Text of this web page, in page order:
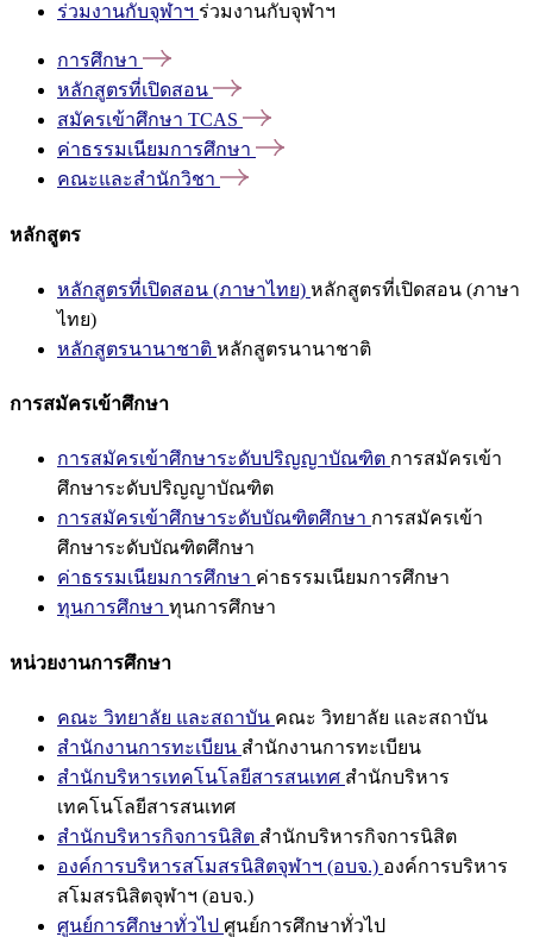
ร่วมงานกับจุฬาฯ ร่วมงานกับจุฬาฯ
การศึกษา
หลักสูตรที่เปิดสอน
สมัครเข้าศึกษา TCAS
ค่าธรรมเนียมการศึกษา
คณะและสำนักวิชา
หลักสูตร
หลักสูตรที่เปิดสอน (ภาษาไทย) หลักสูตรที่เปิดสอน (ภาษา
ไทย)
หลักสูตรนานาชาติ หลักสูตรนานาชาติ
การสมัครเข้าศึกษา
การสมัครเข้าศึกษาระดับปริญญาบัณฑิต การสมัครเข้า
ศึกษาระดับปริญญาบัณฑิต
การสมัครเข้าศึกษาระดับบัณฑิตศึกษา การสมัครเข้า
ศึกษาระดับบัณฑิตศึกษา
ค่าธรรมเนียมการศึกษา ค่าธรรมเนียมการศึกษา
ทุนการศึกษา ทุนการศึกษา
หน่วยงานการศึกษา
คณะ วิทยาลัย และสถาบัน คณะ วิทยาลัย และสถาบัน
สำนักงานการทะเบียน สำนักงานการทะเบียน
สำนักบริหารเทคโนโลยีสารสนเทศ สำนักบริหาร
เทคโนโลยีสารสนเทศ
สำนักบริหารกิจการนิสิต สำนักบริหารกิจการนิสิต
องค์การบริหารสโมสรนิสิตจุฬาฯ (อบจ.) องค์การบริหาร
สโมสรนิสิตจุฬาฯ (อบจ.)
ศูนย์การศึกษาทั่วไป ศูนย์การศึกษาทั่วไป